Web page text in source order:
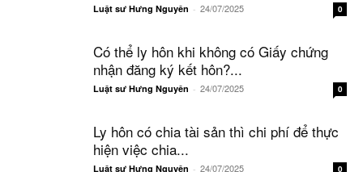
Luật sư Hưng Nguyên - 24/07/2025 0
Có thể ly hôn khi không có Giấy chứng
nhận đăng ký kết hôn?...
Luật sư Hưng Nguyên - 24/07/2025 0
Ly hôn có chia tài sản thì chi phí để thực
hiện việc chia...
Luật sư Hưng Nguyên - 24/07/2025 0